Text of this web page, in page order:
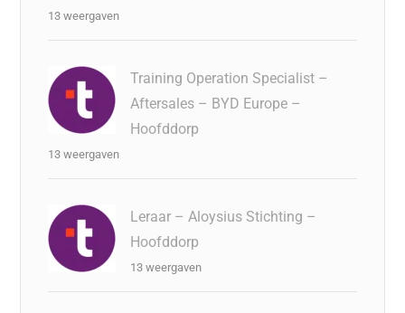
13 weergaven
Training Operation Specialist –
Aftersales – BYD Europe –
Hoofddorp
13 weergaven
Leraar – Aloysius Stichting –
Hoofddorp
13 weergaven